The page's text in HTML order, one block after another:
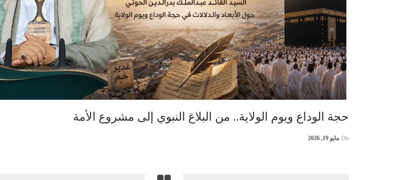
حجة الوداع ويوم الولاية.. من البلاغ النبوي إلى مشروع الأمة
On مايو 19, 2026